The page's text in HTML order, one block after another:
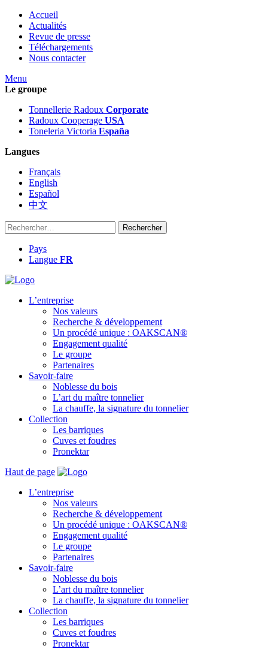
Accueil
Actualités
Revue de presse
Téléchargements
Nous contacter
Menu
Le groupe
Tonnellerie Radoux Corporate
Radoux Cooperage USA
Toneleria Victoria España
Langues
Français
English
Español
中文
Rechercher :
Pays
Langue FR
L’entreprise
Nos valeurs
Recherche & développement
Un procédé unique : OAKSCAN®
Engagement qualité
Le groupe
Partenaires
Savoir-faire
Noblesse du bois
L’art du maître tonnelier
La chauffe, la signature du tonnelier
Collection
Les barriques
Cuves et foudres
Pronektar
Haut de page
L’entreprise
Nos valeurs
Recherche & développement
Un procédé unique : OAKSCAN®
Engagement qualité
Le groupe
Partenaires
Savoir-faire
Noblesse du bois
L’art du maître tonnelier
La chauffe, la signature du tonnelier
Collection
Les barriques
Cuves et foudres
Pronektar